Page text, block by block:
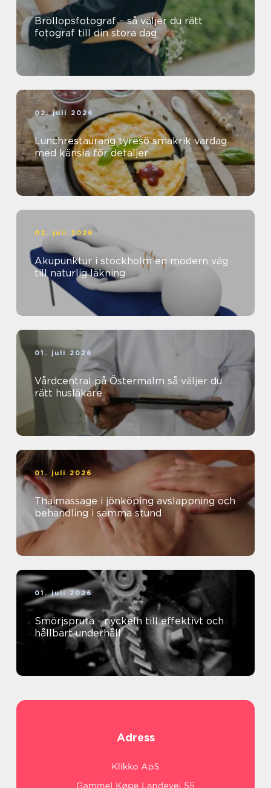
Bröllopsfotograf – så väljer du rätt
fotograf till din stora dag
02. juli 2026
Lunchrestaurang tyresö smakrik vardag
med känsla för detaljer
02. juli 2026
Akupunktur i stockholm en modern väg
till naturlig läkning
01. juli 2026
Vårdcentral på Östermalm så väljer du
rätt husläkare
01. juli 2026
Thaimassage i jönköping avslappning och
behandling i samma stund
01. juli 2026
Smörjspruta - nyckeln till effektivt och
hållbart underhåll
Adress